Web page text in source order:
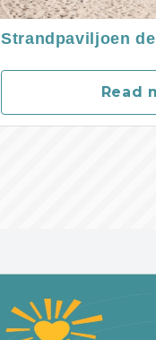
Strandpaviljoen
Read